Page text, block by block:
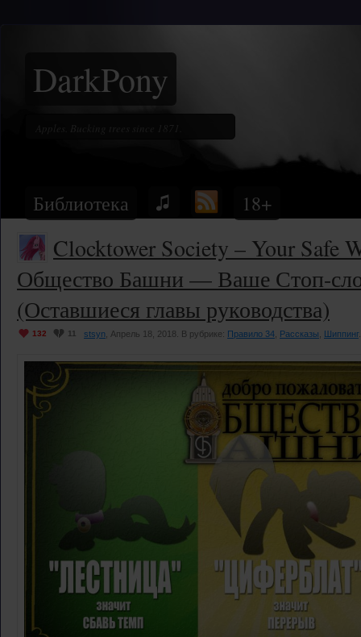
DarkPony
Библиотека 18+
Clocktower Society – Your Safe
Общество Башни — Ваше Стоп-
(Оставшиеся главы руководства)
132 11 stsyn , Апрель 18, 2018. В рубрике: Правило 34 Рассказы Шиппинг.